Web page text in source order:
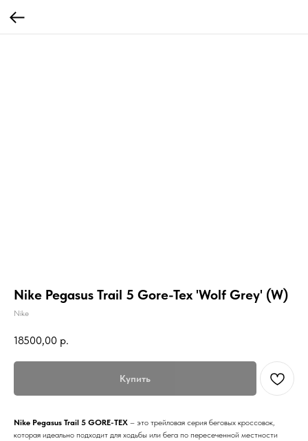
Nike Pegasus Trail 5 Gore-Tex 'Wolf Grey' (W)
Nike
18500,00 р.
Купить
Nike Pegasus Trail 5 GORE-TEX – это трейловая серия беговых кроссовок,
которая идеально подходит для ходьбы или бега по пересеченной местности